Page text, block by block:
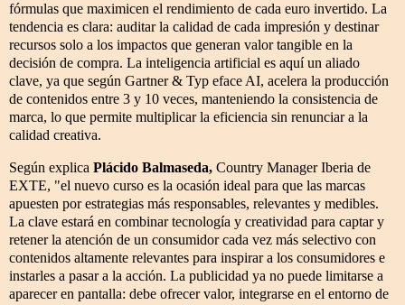
fórmulas que maximicen el rendimiento de cada euro invertido. La
tendencia es clara: auditar la calidad de cada impresión y destinar
recursos solo a los impactos que generan valor tangible en la
decisión de compra. La inteligencia artificial es aquí un aliado
clave, ya que según Gartner & Typ eface AI, acelera la producción
de contenidos entre 3 y 10 veces, manteniendo la consistencia de
marca, lo que permite multiplicar la eficiencia sin renunciar a la
calidad creativa.
Según explica Plácido Balmaseda, Country Manager Iberia de
EXTE, "el nuevo curso es la ocasión ideal para que las marcas
apuesten por estrategias más responsables, relevantes y medibles.
La clave estará en combinar tecnología y creatividad para captar y
retener la atención de un consumidor cada vez más selectivo con
contenidos altamente relevantes para inspirar a los consumidores e
instarles a pasar a la acción. La publicidad ya no puede limitarse a
aparecer en pantalla: debe ofrecer valor, integrarse en el entorno de